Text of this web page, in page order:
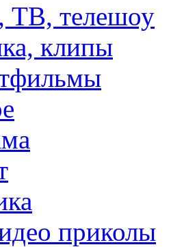
ТВ, телешоу
клипы
приколы